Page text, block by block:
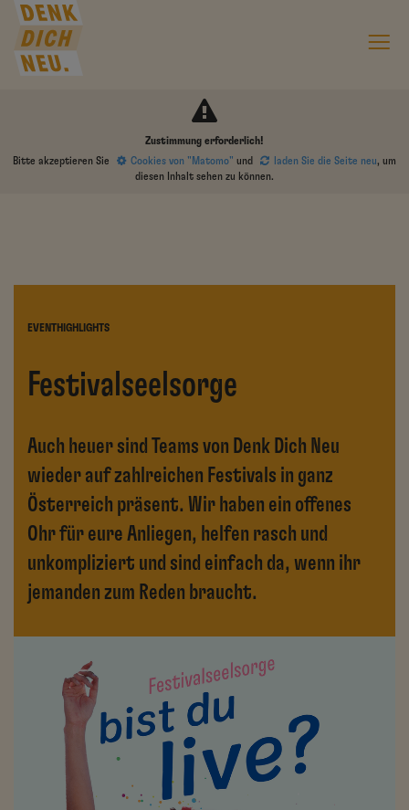
Zustimmung erforderlich!
Bitte akzeptieren Sie
Cookies von "Matomo" und laden Sie die Seite neu, um
diesen Inhalt sehen zu können.
EVENTHIGHLIGHTS
Festivalseelsorge
Auch heuer sind Teams von Denk Dich Neu
wieder auf zahlreichen Festivals in ganz
Österreich präsent. Wir haben ein offenes
Ohr für eure Anliegen, helfen rasch und
unkompliziert und sind einfach da, wenn ihr
jemanden zum Reden braucht.